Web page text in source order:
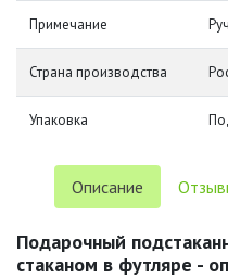
Примечание
Страна производства
Упаковка
Описание
Подарочный
стаканом в футляре -